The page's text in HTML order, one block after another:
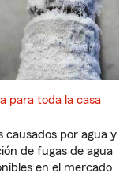
para toda la casa
causados por agua y
de fugas de agua
en el mercado